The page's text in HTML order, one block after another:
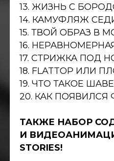
13. ЖИЗНЬ С
14. КАМУФЛЯЖ
15. ТВОЙ ОБРАЗ В
16.
17. СТРИЖКА ПОД
18. FLATTOP ИЛИ
19. ЧТО ТАКОЕ
20. КАК ПОЯВИЛСЯ
ТАКЖЕ НАБОР
И
STORIES!